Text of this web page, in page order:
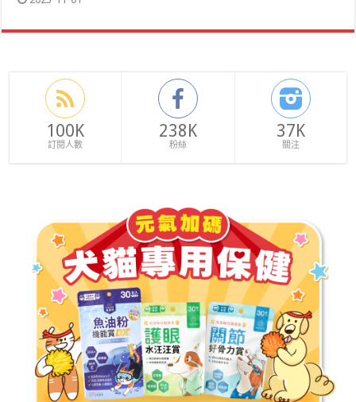
100K
訂閱人數
238K
粉絲
37K
關注